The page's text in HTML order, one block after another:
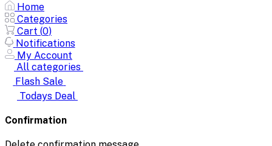
Home
Categories
Cart (0)
Notifications
My Account
All categories
Flash Sale
Todays Deal
Confirmation